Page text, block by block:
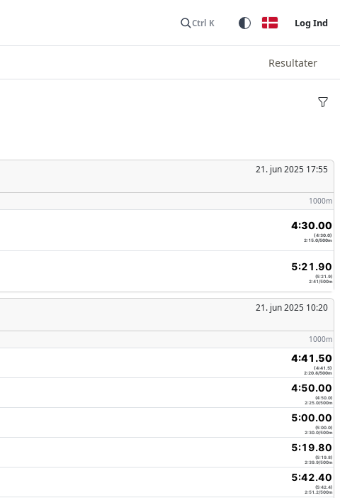
Ctrl K Log Ind
Resultater
21. jun 2025 17:55
1000m
4:30.00
(4:30.0)
2:15.0/500m
5:21.90
(5:21.9)
2:41/500m
21. jun 2025 10:20
1000m
4:41.50
(4:41.5)
2:20.8/500m
4:50.00
(4:50.0)
2:25.0/500m
5:00.00
(5:00.0)
2:30.0/500m
5:19.80
(5:19.8)
2:39.9/500m
5:42.40
(5:42.4)
2:51.2/500m